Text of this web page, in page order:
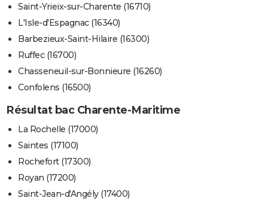
Saint-Yrieix-sur-Charente (16710)
L'Isle-d'Espagnac (16340)
Barbezieux-Saint-Hilaire (16300)
Ruffec (16700)
Chasseneuil-sur-Bonnieure (16260)
Confolens (16500)
Résultat bac Charente-Maritime
La Rochelle (17000)
Saintes (17100)
Rochefort (17300)
Royan (17200)
Saint-Jean-d'Angély (17400)